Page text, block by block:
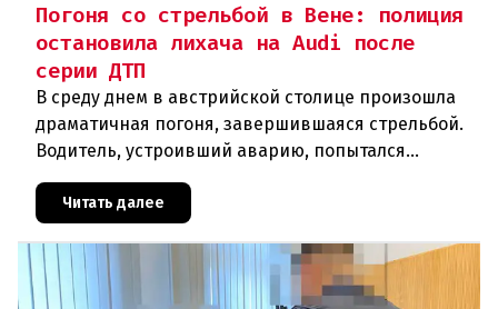
Погоня со стрельбой в Вене: полиция
остановила лихача на Audi после
серии ДТП
В среду днем в австрийской столице произошла
драматичная погоня, завершившаяся стрельбой.
Водитель, устроивший аварию, попытался
скрыться от полиции, спровоцировав несколько
новых столкновений.Что слу
Читать далее